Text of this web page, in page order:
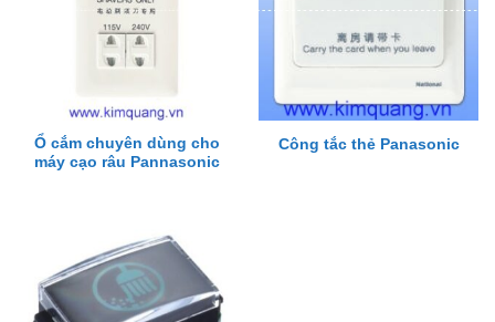
Ổ cắm chuyên dùng cho
máy cạo râu Pannasonic
Công tắc thẻ Panasonic